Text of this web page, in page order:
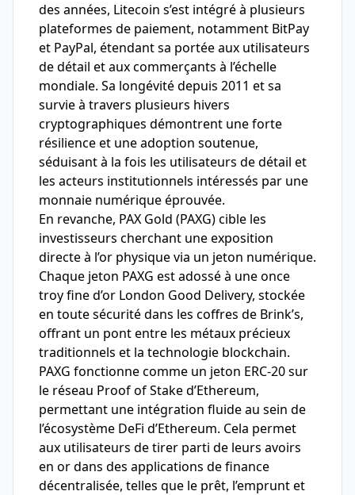
des années, Litecoin s’est intégré à plusieurs
plateformes de paiement, notamment BitPay
et PayPal, étendant sa portée aux utilisateurs
de détail et aux commerçants à l’échelle
mondiale. Sa longévité depuis 2011 et sa
survie à travers plusieurs hivers
cryptographiques démontrent une forte
résilience et une adoption soutenue,
séduisant à la fois les utilisateurs de détail et
les acteurs institutionnels intéressés par une
monnaie numérique éprouvée.
En revanche, PAX Gold (PAXG) cible les
investisseurs cherchant une exposition
directe à l’or physique via un jeton numérique.
Chaque jeton PAXG est adossé à une once
troy fine d’or London Good Delivery, stockée
en toute sécurité dans les coffres de Brink’s,
offrant un pont entre les métaux précieux
traditionnels et la technologie blockchain.
PAXG fonctionne comme un jeton ERC-20 sur
le réseau Proof of Stake d’Ethereum,
permettant une intégration fluide au sein de
l’écosystème DeFi d’Ethereum. Cela permet
aux utilisateurs de tirer parti de leurs avoirs
en or dans des applications de finance
décentralisée, telles que le prêt, l’emprunt et